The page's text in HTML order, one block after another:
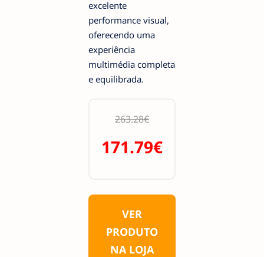
excelente
performance visual,
oferecendo uma
experiência
multimédia completa
e equilibrada.
263.28€
171.79€
VER
PRODUTO
NA LOJA